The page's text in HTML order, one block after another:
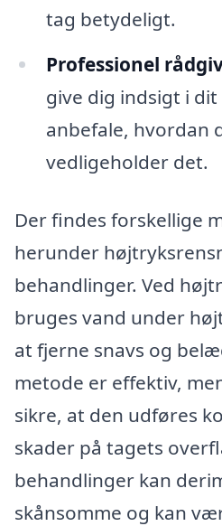
tag betydeligt.
Professionel
give dig indsigt i
anbefale, hvordan
vedligeholder det.
Der findes forskellige
herunder
behandlinger. Ved
bruges vand under
at fjerne snavs og
metode er effektiv,
sikre, at den udføres
skader på tagets
behandlinger kan
skånsomme og kan